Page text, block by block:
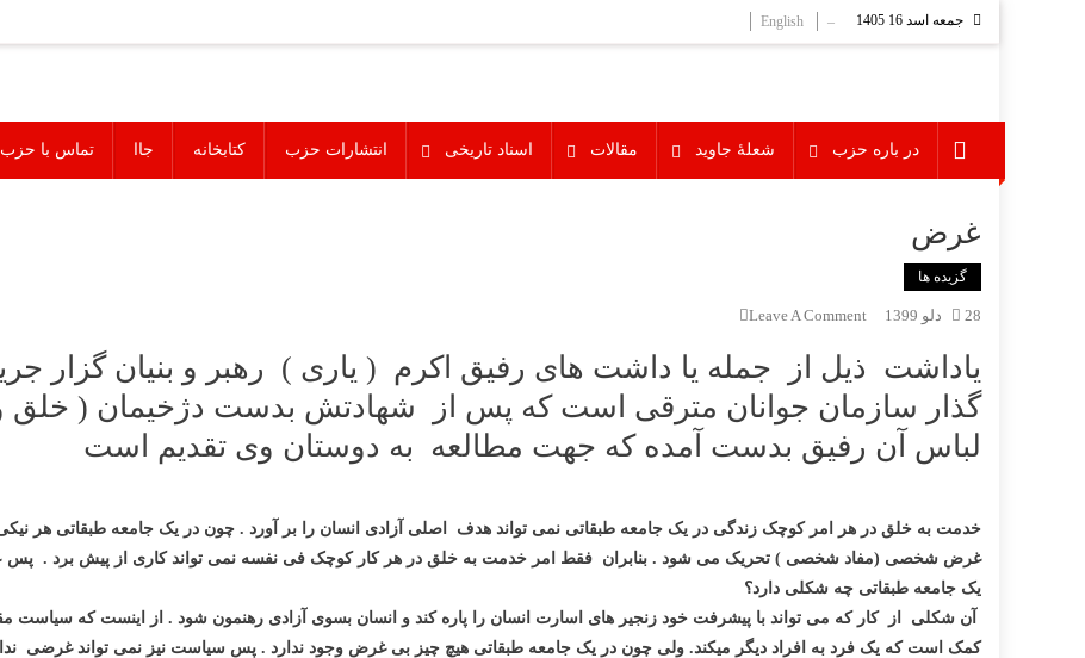
جمعه اسد 16 1405 –
English
در باره حزب شعلۀ جاوید مقالات اسناد تاریخی انتشارات حزب کتابخانه جاا تماس با حزب
غرض
گزیده ها
28 دلو 1399 Leave A Comment
یاداشت ذیل از جمله یا داشت های رفیق اکرم ( یاری ) رهبر و بنیان گزار
گذار سازمان جوانان مترقی است که پس از شهادتش بدست دژخیمان ( خلق
لباس آن رفیق بدست آمده که جهت مطالعه به دوستان وی تقدیم است
خدمت به خلق در هر امر کوچک زندگی در یک جامعه طبقاتی نمی تواند هدف اصلی آزادی انسان را بر آورد . چون در یک جامعه
غرض شخصی (مفاد شخصی ) تحریک می شود . بنابران فقط امر خدمت به خلق در هر کار کوچک فی نفسه نمی تواند کاری از پیش برد . پس
یک جامعه طبقاتی چه شکلی دارد؟
آن شکلی از کار که می تواند با پیشرفت خود زنجیر های اسارت انسان را پاره کند و انسان بسوی آزادی رهنمون شود . از اینست که
کمک است که یک فرد به افراد دیگر میکند. ولی چون در یک جامعه طبقاتی هیچ چیز بی غرض وجود ندارد . پس سیاست نیز نمی تواند غرضی